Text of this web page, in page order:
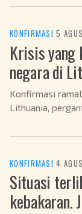
KONFIRMASI ·5
Krisis yang
negara di
Konfirmasi
Lithuania,
KONFIRMASI ·4
Situasi
kebakaran.